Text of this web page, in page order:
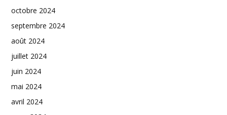
octobre 2024
septembre 2024
août 2024
juillet 2024
juin 2024
mai 2024
avril 2024